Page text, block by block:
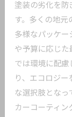
普段
天候
環境
プロ
定期
カー
プロが語
塗装の劣化を防
す。多くの地元
多様なパッケー
や予算に応じた
では環境に配慮
り、エコロジ
な選択肢となっ
カーコーティ